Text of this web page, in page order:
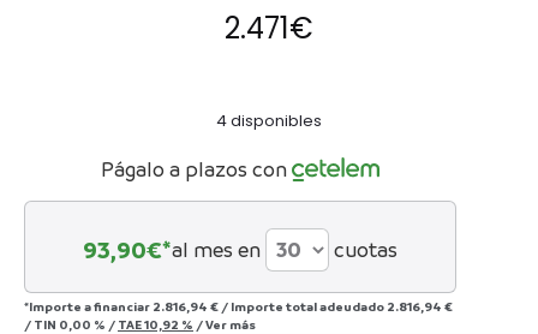
2.471€
4 disponibles
Págalo a plazos con
93,90€*al mes en cuotas
*Importe a financiar 2.816,94 € / Importe total adeudado 2.816,94 €
/ TIN 0,00 % / TAE10,92 % /Ver más